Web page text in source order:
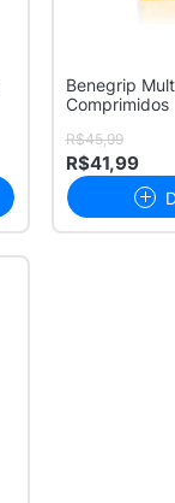
Benegrip
Comprimidos
R$45,99
R$41,99